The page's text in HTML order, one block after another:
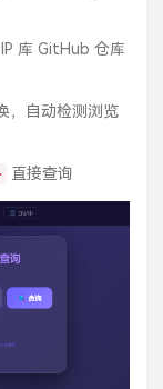
库 GitHub 仓库
，自动检测浏览
直接查询